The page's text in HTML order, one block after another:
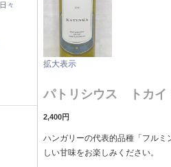
々
拡大表示
パトリシウス トカイ
2,400円
ハンガリーの代表的品種「フル
しい甘味をお楽しみください。